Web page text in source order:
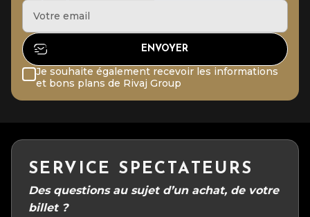
Je souhaite également recevoir les informations
et bons plans de Rivaj Group
SERVICE SPECTATEURS
Des questions au sujet d’un achat, de votre
billet ?